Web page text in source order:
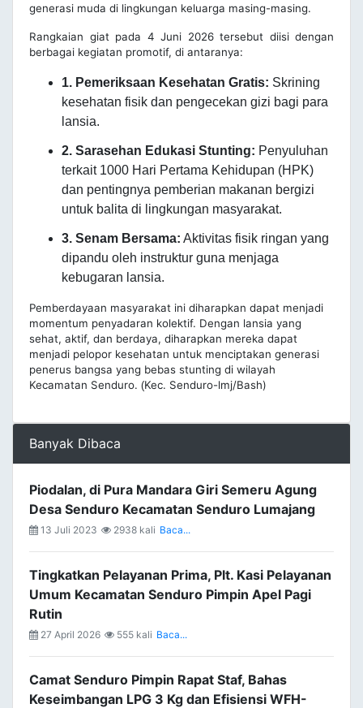
generasi muda di lingkungan keluarga masing-masing.
Rangkaian giat pada 4 Juni 2026 tersebut diisi dengan
berbagai kegiatan promotif, di antaranya:
1. Pemeriksaan Kesehatan Gratis: Skrining
kesehatan fisik dan pengecekan gizi bagi para
lansia.
2. Sarasehan Edukasi Stunting: Penyuluhan
terkait 1000 Hari Pertama Kehidupan (HPK)
dan pentingnya pemberian makanan bergizi
untuk balita di lingkungan masyarakat.
3. Senam Bersama: Aktivitas fisik ringan yang
dipandu oleh instruktur guna menjaga
kebugaran lansia.
Pemberdayaan masyarakat ini diharapkan dapat menjadi
momentum penyadaran kolektif. Dengan lansia yang
sehat, aktif, dan berdaya, diharapkan mereka dapat
menjadi pelopor kesehatan untuk menciptakan generasi
penerus bangsa yang bebas stunting di wilayah
Kecamatan Senduro. (Kec. Senduro-lmj/Bash)
Banyak Dibaca
Piodalan, di Pura Mandara Giri Semeru Agung
Desa Senduro Kecamatan Senduro Lumajang
13 Juli 2023 2938 kali Baca...
Tingkatkan Pelayanan Prima, Plt. Kasi Pelayanan
Umum Kecamatan Senduro Pimpin Apel Pagi
Rutin
27 April 2026 555 kali Baca...
Camat Senduro Pimpin Rapat Staf, Bahas
Keseimbangan LPG 3 Kg dan Efisiensi WFH-